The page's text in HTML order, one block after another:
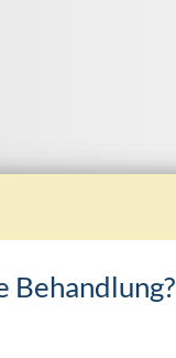
Behandlung?